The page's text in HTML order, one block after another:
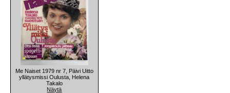
Me Naiset 1979 nr 7, Päivi Uitto
yllätysmissi Oulusta, Helena
Takalo
Näytä